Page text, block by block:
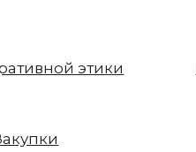
этики